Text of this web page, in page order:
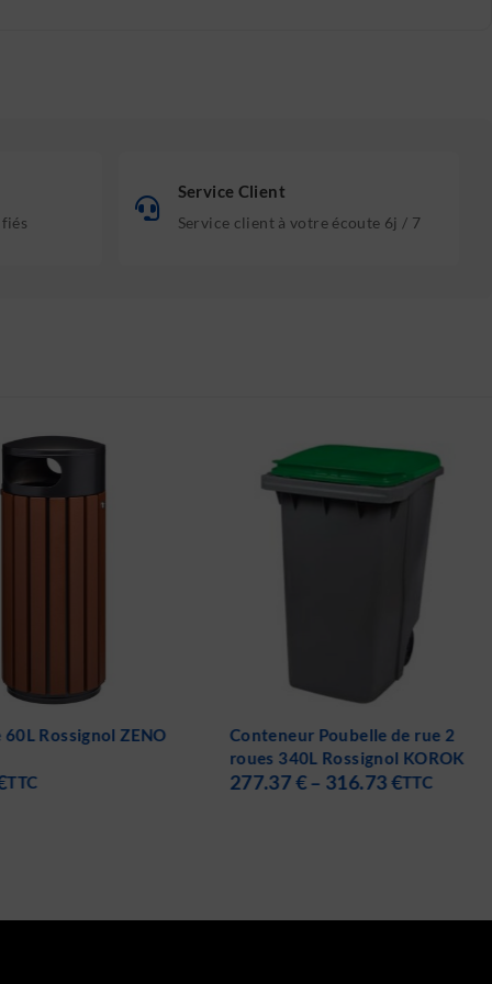
Service Client
Service client à votre écoute 6j / 7
Rossignol ZENO
TTC
Conteneur Poubelle de rue 2
roues 340L Rossignol KOROK
277.37€– 316.73€TTC